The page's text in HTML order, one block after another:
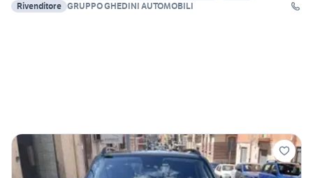
Rivenditore GRUPPO GHEDINI AUTOMOBILI